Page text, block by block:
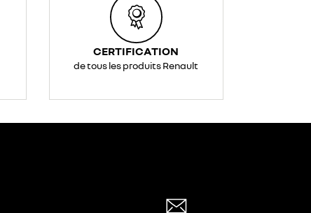
CERTIFICATION
de tous les produits Renault